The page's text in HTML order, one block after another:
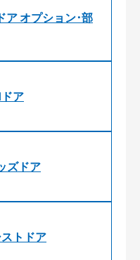
オプション･部
ア
ズドア
トドア